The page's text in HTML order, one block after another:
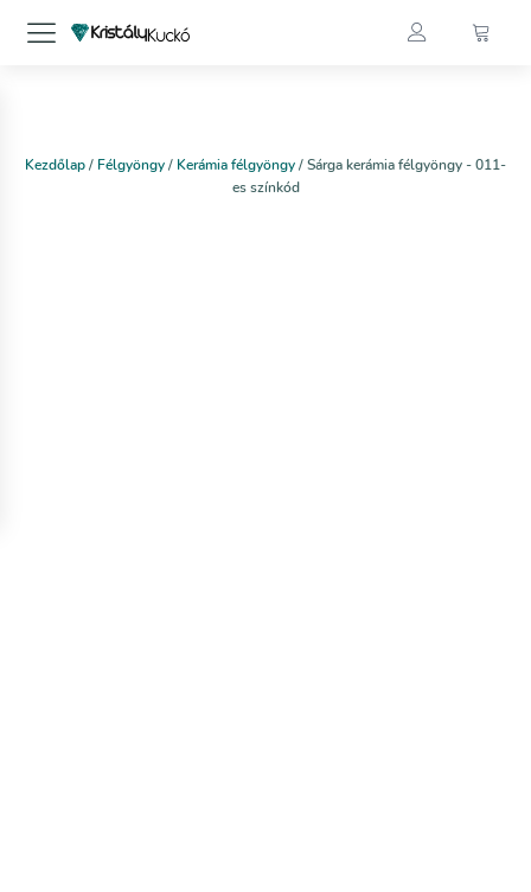
Kezdőlap/ Félgyöngy/ Kerámia félgyöngy/ Sárga kerámia félgyöngy - 011-
es színkód